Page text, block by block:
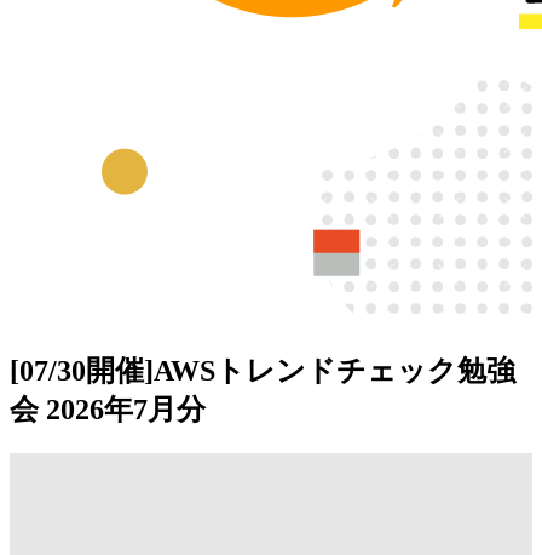
[07/30開催]AWSトレンドチェック勉強
会 2026年7月分